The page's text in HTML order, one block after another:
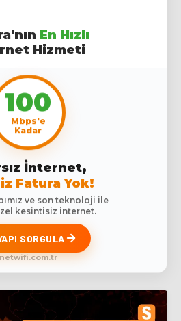
En Hızlı
Hizmeti
100
Mbps'e
Kadar
İnternet,
Fatura Yok!
ve son teknoloji ile
kesintisiz internet.
SORGULA